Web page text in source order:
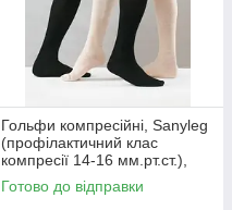
Гольфи компресійні, Sanyleg
(профілактичний клас
компресії 14-16 мм.рт.ст.),
розмір M, Італія
Готово до відправки